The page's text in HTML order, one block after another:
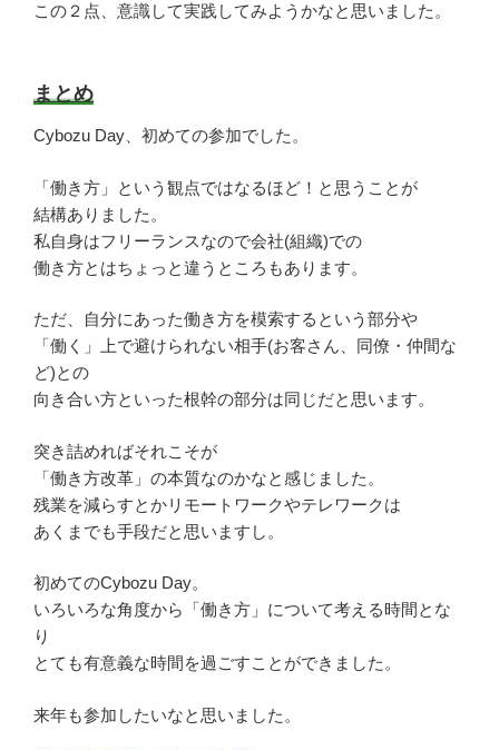
この２点、意識して実践してみようかなと思いました。
まとめ
Cybozu Day、初めての参加でした。
「働き方」という観点ではなるほど！と思うことが
結構ありました。
私自身はフリーランスなので会社(組織)での
働き方とはちょっと違うところもあります。
ただ、自分にあった働き方を模索するという部分や
「働く」上で避けられない相手(お客さん、同僚・仲間な
ど)との
向き合い方といった根幹の部分は同じだと思います。
突き詰めればそれこそが
「働き方改革」の本質なのかなと感じました。
残業を減らすとかリモートワークやテレワークは
あくまでも手段だと思いますし。
初めてのCybozu Day。
いろいろな角度から「働き方」について考える時間とな
り
とても有意義な時間を過ごすことができました。
来年も参加したいなと思いました。